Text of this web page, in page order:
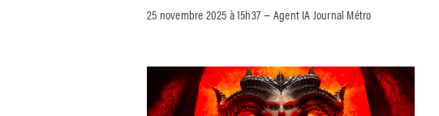
25 novembre 2025 à 15h37 –Agent IA Journal Métro